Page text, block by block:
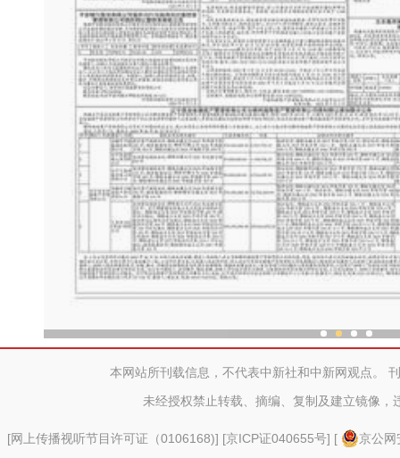
本网站所刊载信息，不代表中新社和中新网观点。
未经授权禁止转载、摘编、复制及建立镜像，
[网上传播视听节目许可证（0106168)] [京ICP证040655号] [
京公